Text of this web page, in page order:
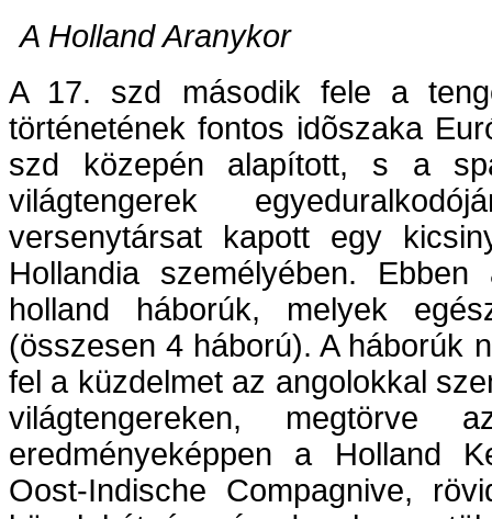
A Holland Aranykor
A 17. szd második fele a
történetének fontos idõszaka
szd közepén alapított, s a
világtengerek
versenytársat kapott egy
Hollandia személyében.
holland háborúk, melyek
(összesen 4 háború). A háborúk
fel a küzdelmet az angolokkal
világtengereken, megtörve
eredményeképpen a Holland
Oost-Indische Compagnive,